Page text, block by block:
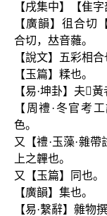
【戌集中】【隹字
【廣韻】徂合切
合切，𠀤音䕹。
【說文】五彩相合
【玉篇】糅也。
【易·坤卦】夫𤣥
【周禮·冬官考
色。
又【禮·玉藻·雜
上之韠也。
又【玉篇】同也。
【廣韻】集也。
【易·繫辭】雜物撰